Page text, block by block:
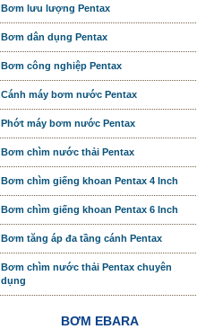
Bơm lưu lượng Pentax
Bơm dân dụng Pentax
Bơm công nghiệp Pentax
Cánh máy bơm nước Pentax
Phớt máy bơm nước Pentax
Bơm chìm nước thải Pentax
Bơm chìm giếng khoan Pentax 4 Inch
Bơm chìm giếng khoan Pentax 6 Inch
Bơm tăng áp đa tầng cánh Pentax
Bơm chìm nước thải Pentax chuyên
dụng
BƠM EBARA